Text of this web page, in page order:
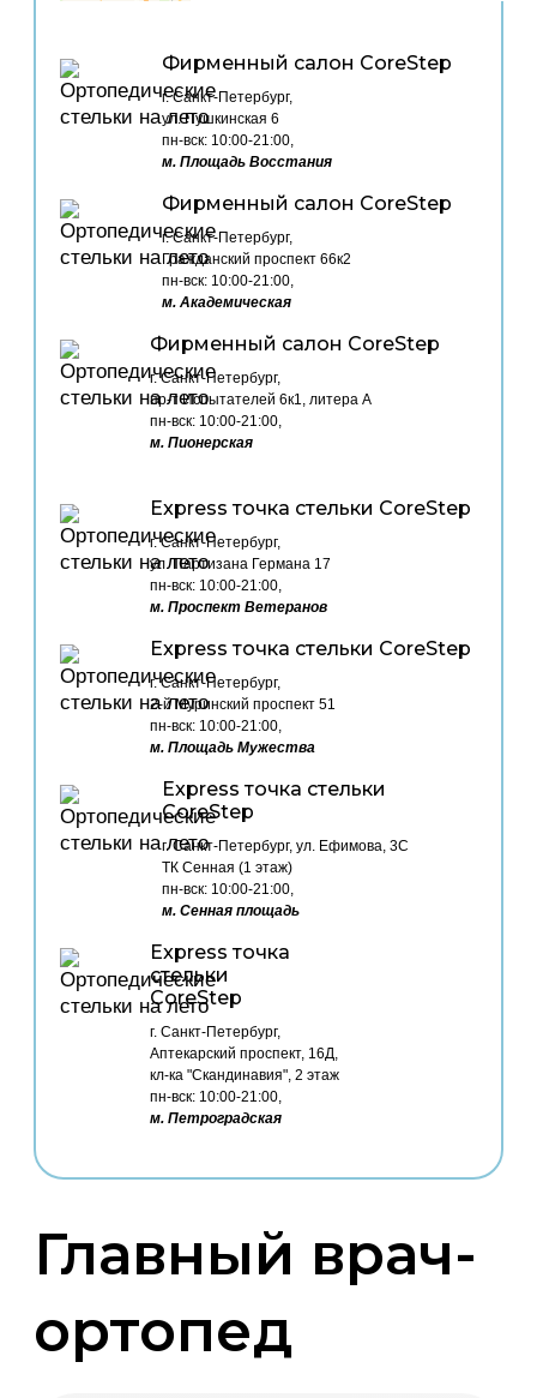
Фирменный салон CoreStep
г. Санкт-Петербург,
ул. Пушкинская 6
пн-вск: 10:00-21:00,
м. Площадь Восстания
Фирменный салон CoreStep
г. Санкт-Петербург,
Гражданский проспект 66к2
пн-вск: 10:00-21:00,
м. Академическая
Фирменный салон CoreStep
г. Санкт-Петербург,
пр-т Испытателей 6к1, литера А
пн-вск: 10:00-21:00,
м. Пионерская
Express точка стельки CoreStep
г. Санкт-Петербург,
ул. Партизана Германа 17
пн-вск: 10:00-21:00,
м. Проспект Ветеранов
Express точка стельки CoreStep
г. Санкт-Петербург,
2-й Муринский проспект 51
пн-вск: 10:00-21:00,
м. Площадь Мужества
Express точка стельки
CoreStep
г. Санкт-Петербург, ул. Ефимова, 3С
ТК Сенная (1 этаж)
пн-вск: 10:00-21:00,
м. Сенная площадь
Express точка
стельки
CoreStep
г. Санкт-Петербург,
Аптекарский проспект, 16Д,
кл-ка "Скандинавия", 2 этаж
пн-вск: 10:00-21:00,
м. Петроградская
Главный врач-
ортопед